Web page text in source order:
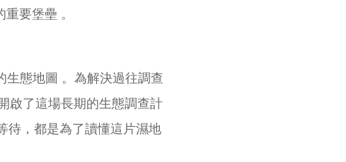
要堡壘 。
生態地圖 。為解決過往調查
啟了這場長期的生態調查計
待，都是為了讀懂這片濕地